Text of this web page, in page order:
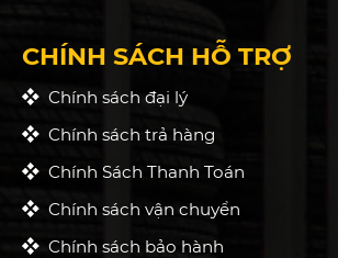
CHÍNH SÁCH HỖ TRỢ
Chính sách đại lý
Chính sách trả hàng
Chính Sách Thanh Toán
Chính sách vận chuyển
Chính sách bảo hành